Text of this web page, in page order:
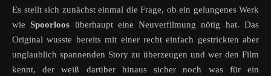
Es stellt sich zunächst einmal die Frage, ob ein gelungenes Werk
wieSpoorloos überhaupt eine Neuverfilmung nötig hat. Das
Original wusste bereits mit einer recht einfach gestrickten aber
unglaublich spannenden Story zu überzeugen und wer den Film
kennt, der weiß darüber hinaus sicher noch was für ein